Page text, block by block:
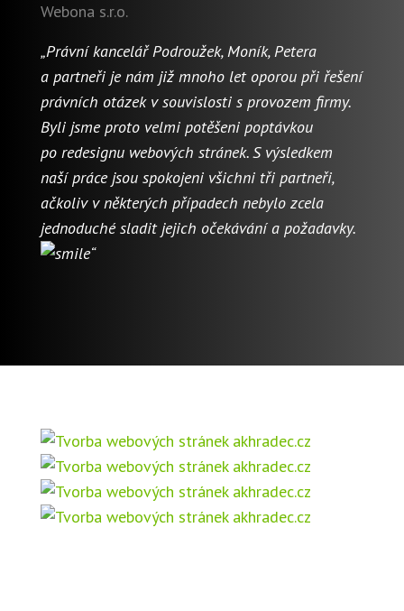
Webona s.r.o.
„Právní kancelář Podroužek, Moník, Petera
a partneři je nám již mnoho let oporou při řešení
právních otázek v souvislosti s provozem firmy.
Byli jsme proto velmi potěšeni poptávkou
po redesignu webových stránek. S výsledkem
naší práce jsou spokojeni všichni tři partneři,
ačkoliv v některých případech nebylo zcela
jednoduché sladit jejich očekávání a požadavky.
“